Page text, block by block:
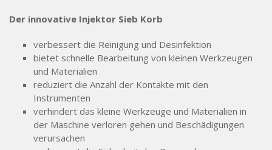
Der innovative Injektor Sieb Korb
verbessert die Reinigung und Desinfektion
bietet schnelle Bearbeitung von kleinen Werkzeugen
und Materialien
reduziert die Anzahl der Kontakte mit den
Instrumenten
verhindert das kleine Werkzeuge und Materialien in
der Maschine verloren gehen und Beschädigungen
verursachen